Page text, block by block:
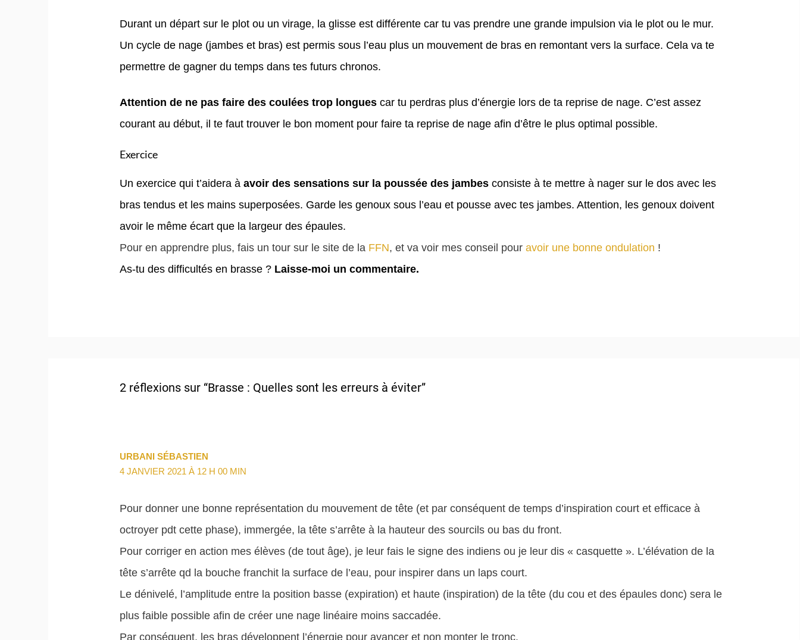
Durant un départ sur le plot ou un virage, la glisse est différente car tu vas prendre une grande impulsion via le plot ou le mur.
Un cycle de nage (jambes et bras) est permis sous l’eau plus un mouvement de bras en remontant vers la surface. Cela va te
permettre de gagner du temps dans tes futurs chronos.
Attention de ne pas faire des coulées trop longues car tu perdras plus d’énergie lors de ta reprise de nage. C’est assez
courant au début, il te faut trouver le bon moment pour faire ta reprise de nage afin d’être le plus optimal possible.
Exercice
Un exercice qui t’aidera àavoir des sensations sur la poussée des jambes consiste à te mettre à nager sur le dos avec les
bras tendus et les mains superposées. Garde les genoux sous l’eau et pousse avec tes jambes. Attention, les genoux doivent
avoir le même écart que la largeur des épaules.
Pour en apprendre plus, fais un tour sur le site de la FFN, et va voir mes conseil pouravoir une bonne ondulation !
As-tu des difficultés en brasse ? Laisse-moi un commentaire.
2 réflexions sur “Brasse : Quelles sont les erreurs à éviter”
URBANI SÉBASTIEN
4 JANVIER 2021 À 12 H 00 MIN
Pour donner une bonne représentation du mouvement de tête (et par conséquent de temps d’inspiration court et efficace à
octroyer pdt cette phase), immergée, la tête s’arrête à la hauteur des sourcils ou bas du front.
Pour corriger en action mes élèves (de tout âge), je leur fais le signe des indiens ou je leur dis « casquette ». L’élévation de la
tête s’arrête qd la bouche franchit la surface de l’eau, pour inspirer dans un laps court.
Le dénivelé, l’amplitude entre la position basse (expiration) et haute (inspiration) de la tête (du cou et des épaules donc) sera le
plus faible possible afin de créer une nage linéaire moins saccadée.
Par conséquent, les bras développent l’énergie pour avancer et non monter le tronc.